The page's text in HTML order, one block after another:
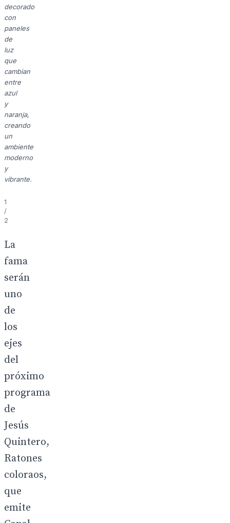
decorado
con
paneles
de
luz
que
cambian
entre
azul
y
naranja,
creando
un
ambiente
moderno
y
vibrante.
1
/
2
La
fama
serán
uno
de
los
ejes
del
próximo
programa
de
Jesús
Quintero,
Ratones
coloraos,
que
emite